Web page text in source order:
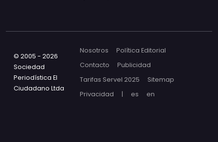
© 2005 - 2026
Sociedad
Periodística El
Ciudadano Ltda
Nosotros
Política Editorial
Contacto
Publicidad
Tarifas Servel 2025
Sitemap
Privacidad
| es en